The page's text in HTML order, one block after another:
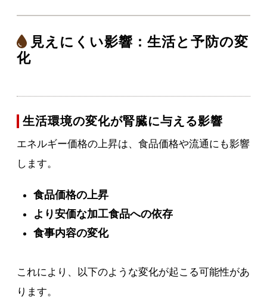
見えにくい影響：生活と予防の変
化
生活環境の変化が腎臓に与える影響
エネルギー価格の上昇は、食品価格や流通にも影響
します。
食品価格の上昇
より安価な加工食品への依存
食事内容の変化
これにより、以下のような変化が起こる可能性があ
ります。